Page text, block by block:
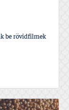
be rövidfilmek